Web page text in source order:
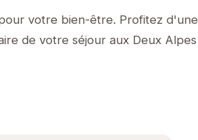
votre bien-être. Profitez d'une
de votre séjour aux Deux Alpes